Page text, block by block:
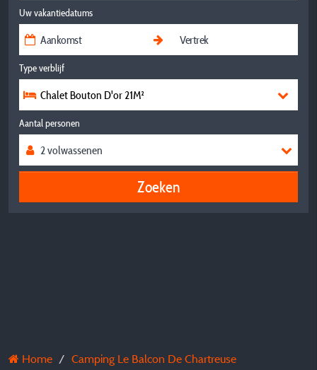
Uw vakantiedatums
Type verblijf
Chalet Bouton D'or 21M²
Aantal personen
Zoeken
Home
Camping Le Balcon De Chartreuse